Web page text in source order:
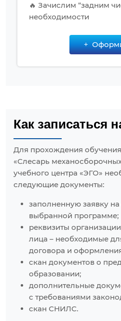
🔥 Зачислим “задним
необходимости
Как записаться
Для прохождения
«Слесарь
учебного центра «ЭГО»
следующие документы:
заполненную заявку
выбранной программе;
реквизиты
лица – необходимые
договора и
скан документов о
образовании;
дополнительные
с требованиями
скан СНИЛС.